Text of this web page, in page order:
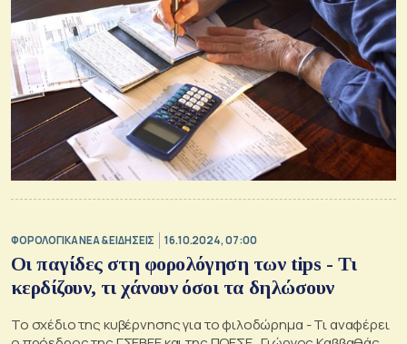
ΦΟΡΟΛΟΓΙΚΑ ΝΕΑ & EΙΔΗΣΕΙΣ 16.10.2024, 07:00
Οι παγίδες στη φορολόγηση των tips - Τι
κερδίζουν, τι χάνουν όσοι τα δηλώσουν
Το σχέδιο της κυβέρνησης για το φιλοδώρημα - Τι αναφέρει